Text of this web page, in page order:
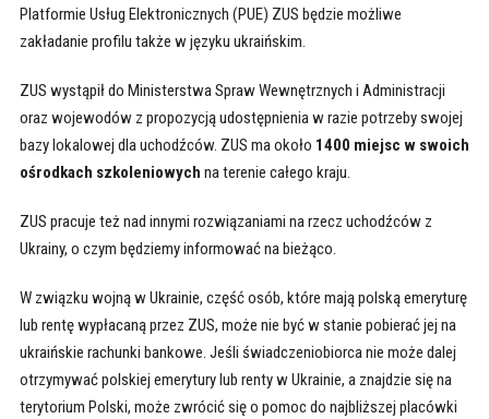
Platformie Usług Elektronicznych (PUE) ZUS będzie możliwe
zakładanie profilu także w języku ukraińskim.
ZUS wystąpił do Ministerstwa Spraw Wewnętrznych i Administracji
oraz wojewodów z propozycją udostępnienia w razie potrzeby swojej
bazy lokalowej dla uchodźców. ZUS ma około 1400 miejsc w swoich
ośrodkach szkoleniowych na terenie całego kraju.
ZUS pracuje też nad innymi rozwiązaniami na rzecz uchodźców z
Ukrainy, o czym będziemy informować na bieżąco.
W związku wojną w Ukrainie, część osób, które mają polską emeryturę
lub rentę wypłacaną przez ZUS, może nie być w stanie pobierać jej na
ukraińskie rachunki bankowe. Jeśli świadczeniobiorca nie może dalej
otrzymywać polskiej emerytury lub renty w Ukrainie, a znajdzie się na
terytorium Polski, może zwrócić się o pomoc do najbliższej placówki